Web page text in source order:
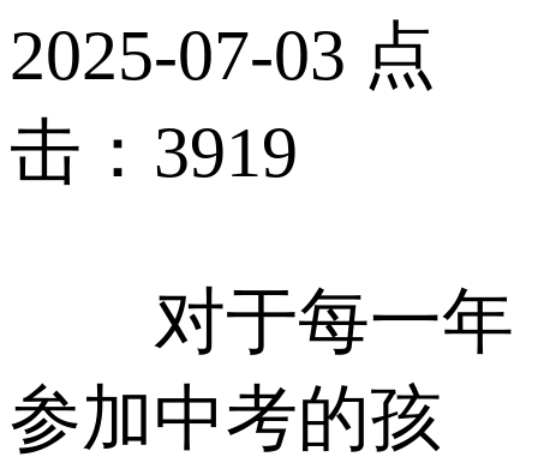
2025-07-03 点
击：3919
对于每一年
参加中考的孩